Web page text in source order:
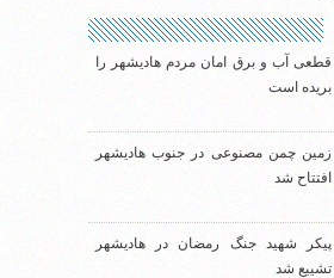
قطعی آب و برق امان مردم هادیشهر را
بریده است
زمین چمن مصنوعی در جنوب هادیشهر
افتتاح شد
پیکر شهید جنگ رمضان در هادیشهر
تشییع شد